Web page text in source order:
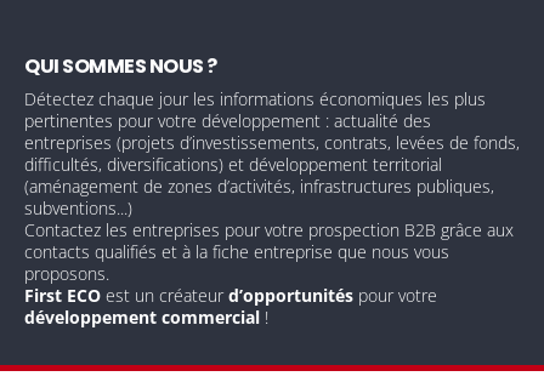
QUI SOMMES NOUS ?
Détectez chaque jour les informations économiques les plus
pertinentes pour votre développement : actualité des
entreprises (projets d’investissements, contrats, levées de fonds,
difficultés, diversifications) et développement territorial
(aménagement de zones d’activités, infrastructures publiques,
subventions...)
Contactez les entreprises pour votre prospection B2B grâce aux
contacts qualifiés et à la fiche entreprise que nous vous
proposons.
First ECO est un créateurd’opportunités pour votre
développement commercial !